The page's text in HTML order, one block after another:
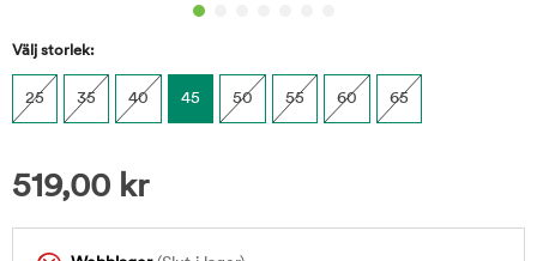
Välj storlek:
25 35 40 45 50 55 60 65
519,00 kr